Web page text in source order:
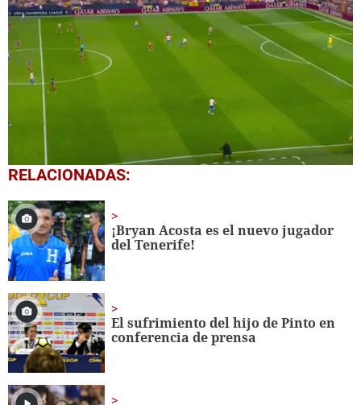
0
seconds
32
seconds
RELACIONADAS:
¡Bryan Acosta es el nuevo jugador
del Tenerife!
El sufrimiento del hijo de Pinto en
conferencia de prensa